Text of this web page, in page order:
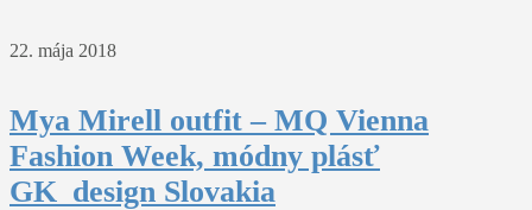
22. mája 2018
Mya Mirell outfit – MQ Vienna
Fashion Week, módny plásť
GK_design Slovakia